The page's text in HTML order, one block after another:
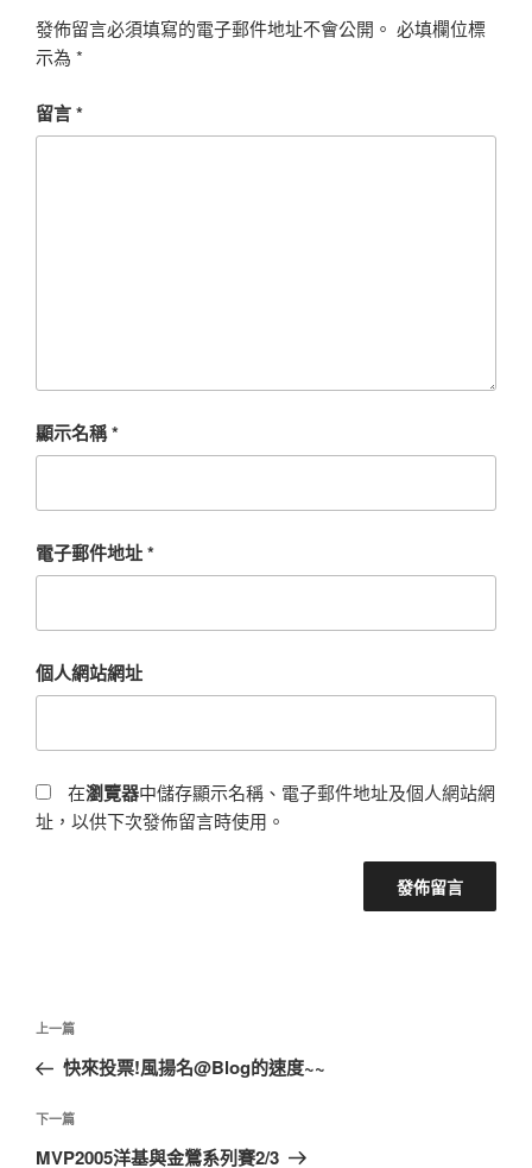
發佈留言必須填寫的電子郵件地址不會公開。 必填欄位標
示為 *
留言*
顯示名稱*
電子郵件地址*
個人網站網址
在瀏覽器中儲存顯示名稱、電子郵件地址及個人網站網
址，以供下次發佈留言時使用。
文
導
覽
上
一
文
章
上一篇
快來投票!風揚名@Blog的速度~~
下
一
下一篇
MVP2005洋基與金鶯系列賽2/3